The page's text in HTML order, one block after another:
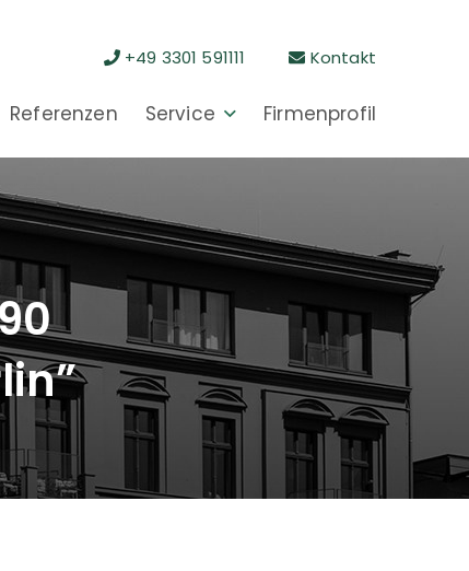
+49 3301 591111 Kontakt
Referenzen Service Firmenprofil